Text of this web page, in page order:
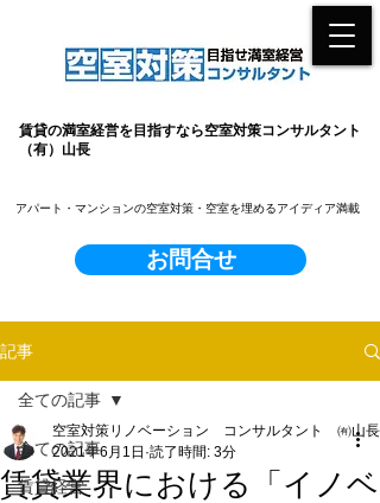
賃貸の満室経営を目指すなら空室対策コンサルタント
（有）山長
お問合せ
​アパート・マンションの空室対策・空室を埋めるアイディア満載
記事
全ての記事
賃貸経営
全ての記事
賃貸業界における「イノベ
空室対策リノベーション コンサルタント ㈲山長
2021年6月1日 読了時間: 3分